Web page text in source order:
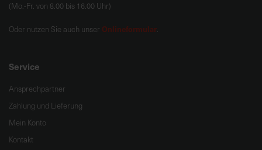
(Mo.-Fr. von 8.00 bis 16.00 Uhr)
Oder nutzen Sie auch unser Onlineformular.
Service
Ansprechpartner
Zahlung und Lieferung
Mein Konto
Kontakt